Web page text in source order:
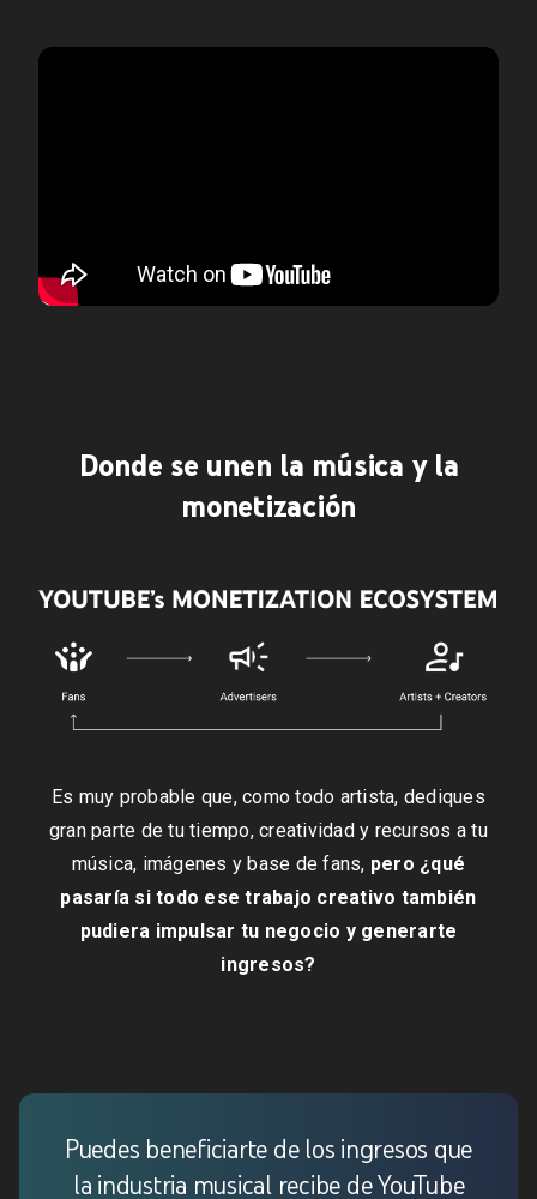
Donde se unen la música y la
monetización
Es muy probable que, como todo artista, dediques
gran parte de tu tiempo, creatividad y recursos a tu
música, imágenes y base de fans, pero ¿qué
pasaría si todo ese trabajo creativo también
pudiera impulsar tu negocio y generarte
ingresos?
Puedes beneficiarte de los ingresos que
la industria musical recibe de YouTube